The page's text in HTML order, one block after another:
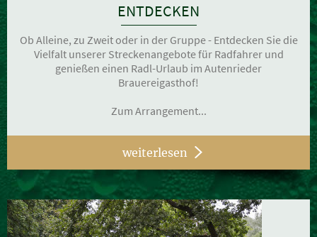
ENTDECKEN
Ob Alleine, zu Zweit oder in der Gruppe - Entdecken Sie die
Vielfalt unserer Streckenangebote für Radfahrer und
genießen einen Radl-Urlaub im Autenrieder
Brauereigasthof!
Zum Arrangement...
weiterlesen